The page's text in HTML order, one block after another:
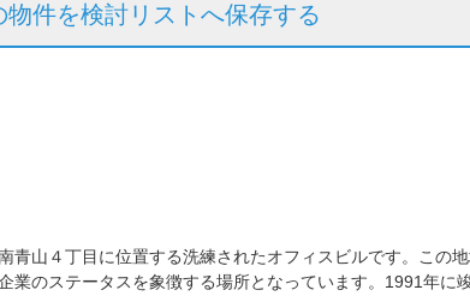
物件を検討リストへ保存する
山４丁目に位置する洗練されたオフィスビルです。この
業のステータスを象徴する場所となっています。1991年